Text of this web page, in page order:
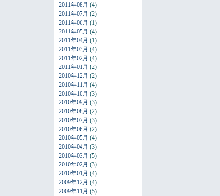
2011年08月 (4)
2011年07月 (2)
2011年06月 (1)
2011年05月 (4)
2011年04月 (1)
2011年03月 (4)
2011年02月 (4)
2011年01月 (2)
2010年12月 (2)
2010年11月 (4)
2010年10月 (3)
2010年09月 (3)
2010年08月 (2)
2010年07月 (3)
2010年06月 (2)
2010年05月 (4)
2010年04月 (3)
2010年03月 (5)
2010年02月 (3)
2010年01月 (4)
2009年12月 (4)
2009年11月 (5)